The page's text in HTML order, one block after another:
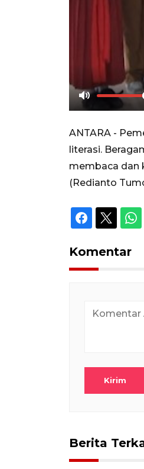
Mute
ANTARA -
literasi.
membaca dan
(Redianto
Komentar
Kirim
Berita